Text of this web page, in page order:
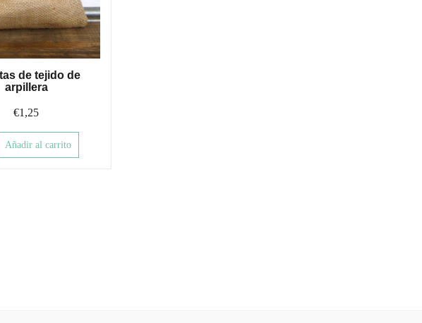
de tejido de
arpillera
€1,25
Añadir al carrito